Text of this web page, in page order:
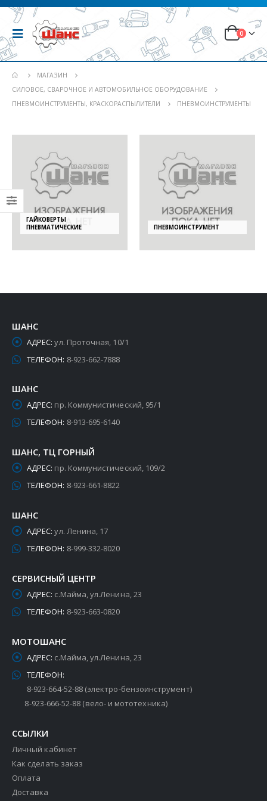
0
МАГАЗИН
СИЛОВОЕ, СВАРОЧНОЕ И АВТОМОБИЛЬНОЕ ОБОРУДОВАНИЕ
ПНЕВМОИНСТРУМЕНТЫ, КРАСКОРАСПЫЛИТЕЛИ
ПНЕВМОИНСТРУМЕНТЫ
ГАЙКОВЕРТЫ
ПНЕВМАТИЧЕСКИЕ
ПНЕВМОИНСТРУМЕНТ
ШАНС
АДРЕС: ул. Проточная, 10/1
ТЕЛЕФОН: 8-923-662-7888
ШАНС
АДРЕС: пр. Коммунистический, 95/1
ТЕЛЕФОН: 8-913-695-6140
ШАНС, ТЦ ГОРНЫЙ
АДРЕС: пр. Коммунистический, 109/2
ТЕЛЕФОН: 8-923-661-8822
ШАНС
АДРЕС: ул. Ленина, 17
ТЕЛЕФОН: 8-999-332-8020
СЕРВИСНЫЙ ЦЕНТР
АДРЕС: с.Майма, ул.Ленина, 23
ТЕЛЕФОН: 8-923-663-0820
МОТОШАНС
АДРЕС: с.Майма, ул.Ленина, 23
ТЕЛЕФОН:
8-923-664-52-88 (электро-бензоинструмент)
8-923-666-52-88 (вело- и мототехника)
ССЫЛКИ
Личный кабинет
Как сделать заказ
Оплата
Доставка